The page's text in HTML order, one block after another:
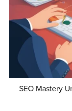
SEO Mastery